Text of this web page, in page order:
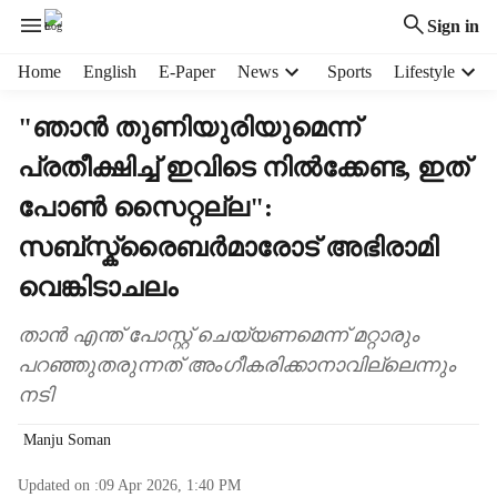
Sign in
Home English E-Paper News Sports Lifestyle
"ഞാൻ തുണിയുരിയുമെന്ന്
പ്രതീക്ഷിച്ച് ഇവിടെ നിൽക്കേണ്ട, ഇത്
പോൺ സൈറ്റല്ല":
സബ്സ്ക്രൈബർമാരോട് അഭിരാമി
വെങ്കിടാചലം
താൻ എന്ത് പോസ്റ്റ് ചെയ്യണമെന്ന് മറ്റാരും
പറഞ്ഞുതരുന്നത് അംഗീകരിക്കാനാവില്ലെന്നും
നടി
Manju Soman
Updated on :09 Apr 2026, 1:40 PM